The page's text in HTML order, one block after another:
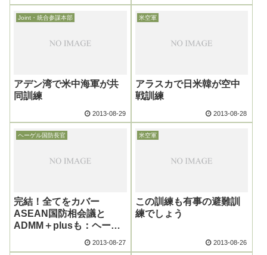
Joint・統合参謀本部
アデン湾で米中海軍が共
同訓練
2013-08-29
米空軍
アラスカで日米韓が空中
戦訓練
2013-08-28
ヘーゲル国防長官
完結！全てをカバー
ASEAN国防相会議と
ADMM＋plusも：ヘーゲ
ル長官の東南アジア4カ国
歴訪
2013-08-27
米空軍
この訓練も有事の避難訓
練でしょう
2013-08-26